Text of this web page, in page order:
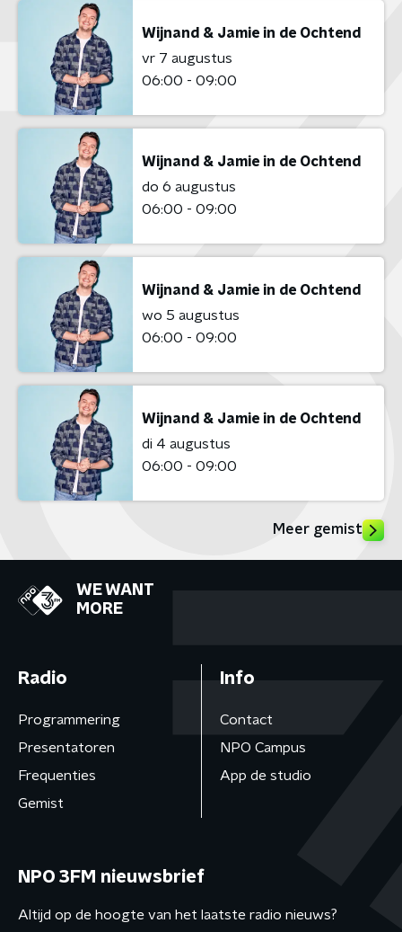
Wijnand & Jamie in de Ochtend
vr 7 augustus
06:00 - 09:00
Wijnand & Jamie in de Ochtend
do 6 augustus
06:00 - 09:00
Wijnand & Jamie in de Ochtend
wo 5 augustus
06:00 - 09:00
Wijnand & Jamie in de Ochtend
di 4 augustus
06:00 - 09:00
Meer gemist
WE WANT
MORE
Radio
Programmering
Presentatoren
Frequenties
Gemist
Info
Contact
NPO Campus
App de studio
NPO 3FM nieuwsbrief
Altijd op de hoogte van het laatste radio nieuws?